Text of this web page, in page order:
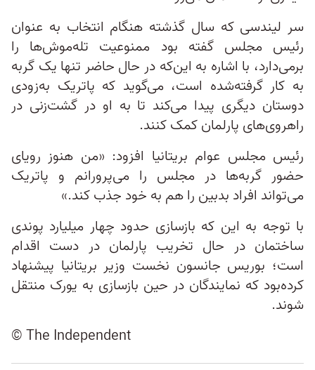
سر لیندسی که سال گذشته هنگام انتخاب به عنوان
رئیس مجلس گفته بود ممنوعیت تله‌موش‌ها را
برمی‌دارد، با اشاره به این‌که در حال حاضر تنها یک گربه
به کار گرفته‌شده است، می‌گوید که پاتریک به‌زودی
دوستان دیگری پیدا می‌کند تا به او در گشت‌زنی در
راهروی‌های پارلمان کمک کنند.
رئیس مجلس عوام بریتانیا افزود: «من هنوز رویای
حضور گربه‌ها در مجلس را می‌پرورانم و پاتریک
می‌تواند افراد بدبین را هم به خود جذب کند.»
با توجه به این که بازسازی حدود چهار میلیارد پوندی
ساختمان در حال تخریب پارلمان در دست اقدام
است؛ بوریس جانسون نخست وزیر بریتانیا پیشنهاد
کرده‌بود که نمایندگان در حین بازسازی به یورک منتقل
شوند.
© The Independent